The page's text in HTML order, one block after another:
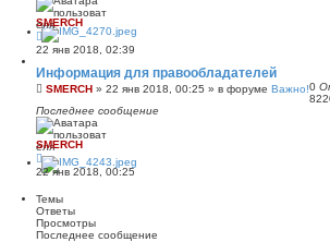
с
к
SMERCH
22 янв 2018, 02:39
Информация для правообладателей
SMERCH » 22 янв 2018, 00:25 » в форуме Важно!0
Последнее сообщение
SMERCH
22 янв 2018, 00:25
Темы
Ответы
Просмотры
Последнее сообщение